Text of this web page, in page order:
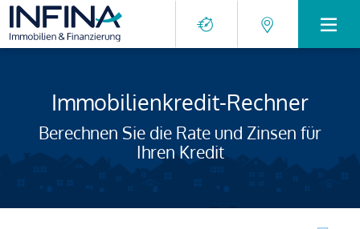
Immobilienkredit-Rechner
Berechnen Sie die Rate und Zinsen für
Ihren Kredit